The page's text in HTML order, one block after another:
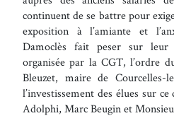
continuent de se battre pour
exposition à l’amiante et
Damoclès fait peser sur
organisée par la CGT, l’ordre
Bleuzet, maire de Courcelles-
l’investissement des élues sur
Adolphi, Marc Beugin et